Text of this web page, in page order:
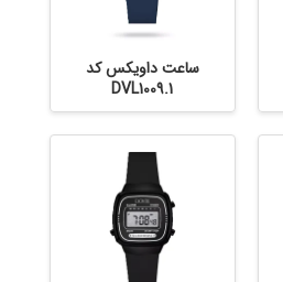
ساعت داویکس کد
DVL1009.1